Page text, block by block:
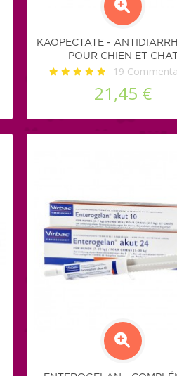
KAOPECTATE -
POUR CHIEN ET
19
21,45 €